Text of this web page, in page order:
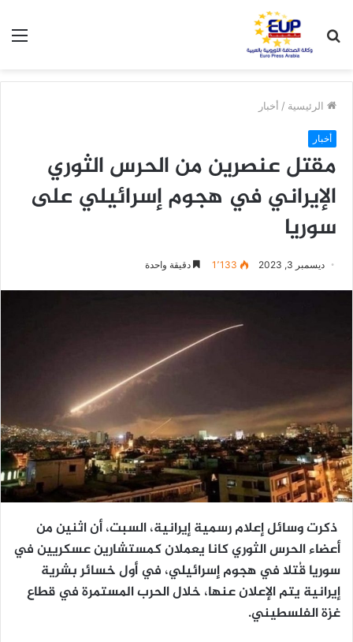
عن
الرئيسية / أخبار
أخبار
مقتل عنصرين من الحرس الثوري
الإيراني في هجوم إسرائيلي على
سوريا
ديسمبر 3, 2023 1٬133 دقيقة واحدة
ذكرت وسائل إعلام رسمية إيرانية، السبت، أن اثنين من
أعضاء الحرس الثوري كانا يعملان كمستشارين عسكريين في
سوريا قُتلا في هجوم إسرائيلي، في أول خسائر بشرية
إيرانية يتم الإعلان عنها، خلال الحرب المستمرة في قطاع
غزة الفلسطيني.